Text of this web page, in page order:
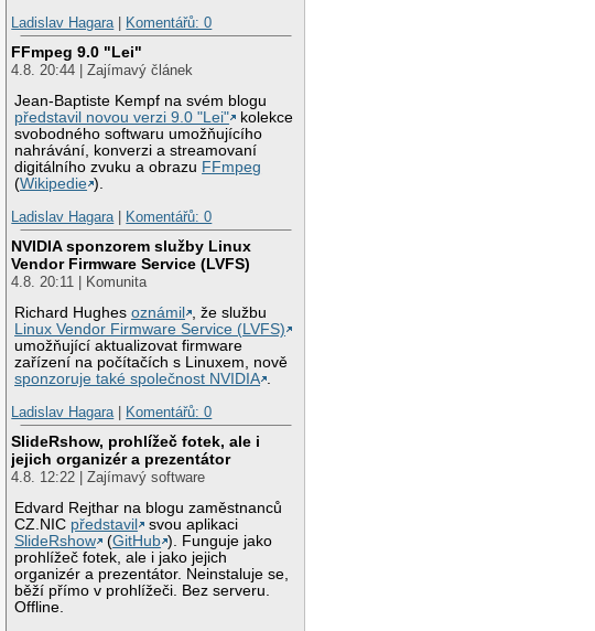
Ladislav Hagara| Komentářů: 0
FFmpeg 9.0 "Lei"
4.8. 20:44 | Zajímavý článek
Jean-Baptiste Kempf na svém blogu
představil novou verzi 9.0 "Lei"
kolekce
svobodného softwaru umožňujícího
nahrávání, konverzi a streamovaní
digitálního zvuku a obrazu FFmpeg
(Wikipedie ).
Ladislav Hagara| Komentářů: 0
NVIDIA sponzorem služby Linux
Vendor Firmware Service (LVFS)
4.8. 20:11 | Komunita
Richard Hughesoznámil
, že službu
Linux Vendor Firmware Service (LVFS)
umožňující aktualizovat firmware
zařízení na počítačích s Linuxem, nově
sponzoruje také společnost NVIDIA .
Ladislav Hagara| Komentářů: 0
SlideRshow, prohlížeč fotek, ale i
jejich organizér a prezentátor
4.8. 12:22 | Zajímavý software
Edvard Rejthar na blogu zaměstnanců
CZ.NIC představil
svou aplikaci
SlideRshow
(GitHub ). Funguje jako
prohlížeč fotek, ale i jako jejich
organizér a prezentátor. Neinstaluje se,
běží přímo v prohlížeči. Bez serveru.
Offline.